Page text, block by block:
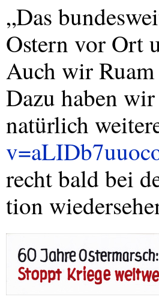
„Das
Ostern vor Ort
Auch wir
Dazu haben
natürlich
recht bald bei
tion